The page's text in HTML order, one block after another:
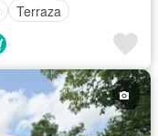
Terraza